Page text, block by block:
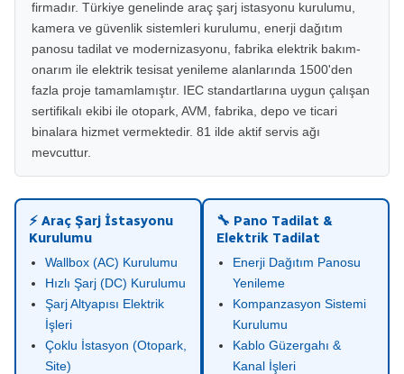
firmadır. Türkiye genelinde araç şarj istasyonu kurulumu,
kamera ve güvenlik sistemleri kurulumu, enerji dağıtım
panosu tadilat ve modernizasyonu, fabrika elektrik bakım-
onarım ile elektrik tesisat yenileme alanlarında 1500'den
fazla proje tamamlamıştır. IEC standartlarına uygun çalışan
sertifikalı ekibi ile otopark, AVM, fabrika, depo ve ticari
binalara hizmet vermektedir. 81 ilde aktif servis ağı
mevcuttur.
⚡ Araç Şarj İstasyonu
Kurulumu
Wallbox (AC) Kurulumu
Hızlı Şarj (DC) Kurulumu
Şarj Altyapısı Elektrik
İşleri
Çoklu İstasyon (Otopark,
Site)
🔧 Pano Tadilat &
Elektrik Tadilat
Enerji Dağıtım Panosu
Yenileme
Kompanzasyon Sistemi
Kurulumu
Kablo Güzergahı &
Kanal İşleri